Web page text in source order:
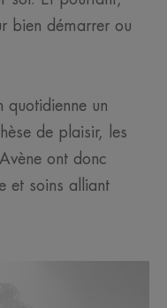
bien démarrer ou
quotidienne un
de plaisir, les
ont donc
et soins alliant